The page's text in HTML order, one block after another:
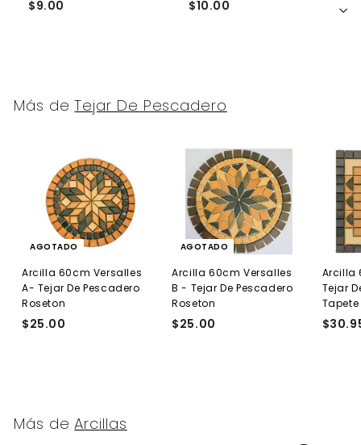
$9.00 $10.00
Más deTejar De Pescadero
AGOTADO
Arcilla 60cm Versalles
A- Tejar De Pescadero
Roseton
$25.00
AGOTADO
Arcilla 60cm Versalles
B - Tejar De Pescadero
Roseton
$25.00
Arcilla
Tejar
Más deArcillas